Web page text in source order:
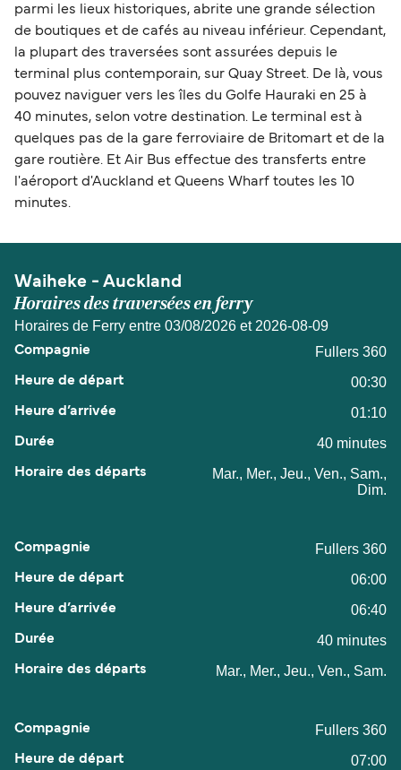
parmi les lieux historiques, abrite une grande sélection
de boutiques et de cafés au niveau inférieur. Cependant,
la plupart des traversées sont assurées depuis le
terminal plus contemporain, sur Quay Street. De là, vous
pouvez naviguer vers les îles du Golfe Hauraki en 25 à
40 minutes, selon votre destination. Le terminal est à
quelques pas de la gare ferroviaire de Britomart et de la
gare routière. Et Air Bus effectue des transferts entre
l'aéroport d'Auckland et Queens Wharf toutes les 10
minutes.
Waiheke - Auckland
Horaires des traversées en ferry
Horaires de Ferry entre 03/08/2026 et 2026-08-09
Fullers 360
00:30
01:10
40 minutes
Mar., Mer., Jeu., Ven., Sam.,
Dim.
Fullers 360
06:00
06:40
40 minutes
Mar., Mer., Jeu., Ven., Sam.
Fullers 360
07:00